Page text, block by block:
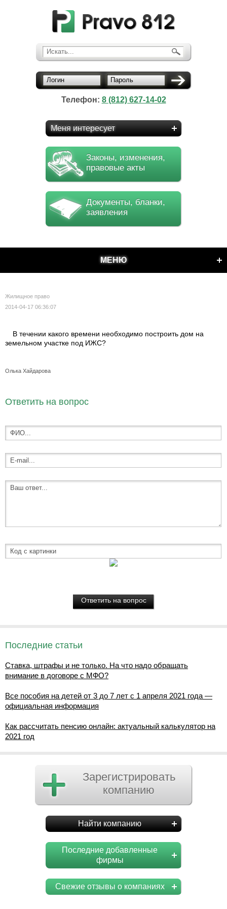
Искать...
Логин Пароль
Телефон: 8 (812) 627-14-02
Меня интересует
Законы, изменения,
правовые акты
Документы, бланки,
заявления
МЕНЮ
Жилищное право
2014-04-17 06:36:07
В течении какого времени необходимо построить дом на
земельном участке под ИЖС?
Олька Хайдарова
Ответить на вопрос
Последние статьи
Ставка, штрафы и не только. На что надо обращать
внимание в договоре с МФО?
Все пособия на детей от 3 до 7 лет с 1 апреля 2021 года —
официальная информация
Как рассчитать пенсию онлайн: актуальный калькулятор на
2021 год
Зарегистрировать
компанию
Найти компанию
Последние добавленные
фирмы
Свежие отзывы о компаниях